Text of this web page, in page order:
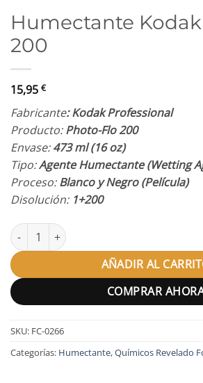
Humectante
200
15,95 €
Fabricante: Kodak Professional
Producto:Photo-Flo 200
Envase:473 ml (16 oz)
Tipo:Agente Humectante (Wetting
Proceso:Blanco y Negro (Película)
Disolución:1+200
Humectante Kodak Photo Flo 200 cantidad
AÑADIR AL
COMPRAR
SKU: FC-0266
Categorías: Humectante,Químicos Revelado